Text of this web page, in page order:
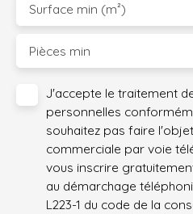
Surface min (m²)
Pièces min
J'accepte le traitement
personnelles
souhaitez pas faire
commerciale par voie
vous inscrire
au démarchage
L223-1 du code de la